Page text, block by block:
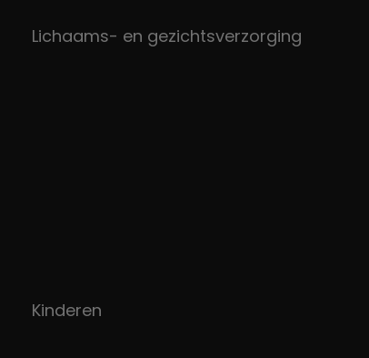
Lichaams- en gezichtsverzorging
Kinderen